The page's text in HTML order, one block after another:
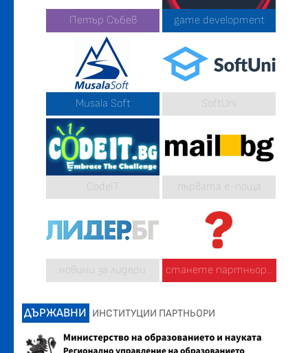
Петър Събев game development
Musala Soft SoftUni
CodeIT първата е-поща
новини за лидери станете партньор...
ДЪРЖАВНИ ИНСТИТУЦИИ ПАРТНЬОРИ